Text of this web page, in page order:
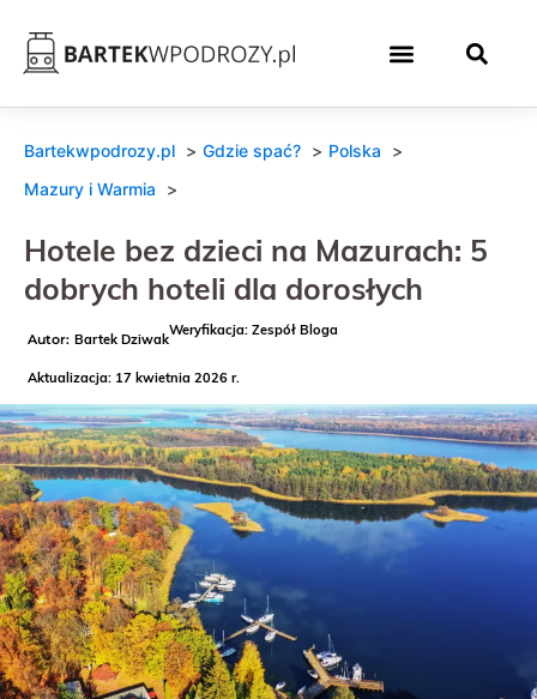
Bartekwpodrozy.pl Gdzie spać?
Polska
Mazury i Warmia
Hotele bez dzieci na Mazurach: 5
dobrych hoteli dla dorosłych
Bartek Dziwak
Weryfikacja: Zespół Bloga
Aktualizacja: 17 kwietnia 2026 r.